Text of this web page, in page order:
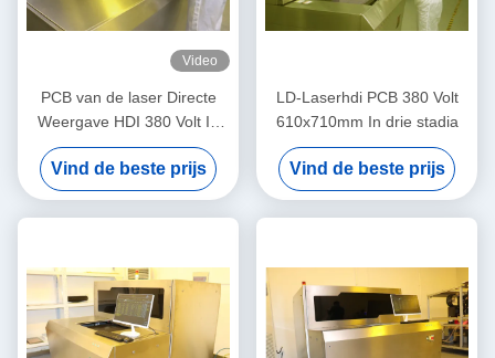
Video
PCB van de laser Directe
Weergave HDI 380 Volt In
drie stadia
Vind de beste prijs
LD-Laserhdi PCB 380 Volt
610x710mm In drie stadia
Vind de beste prijs